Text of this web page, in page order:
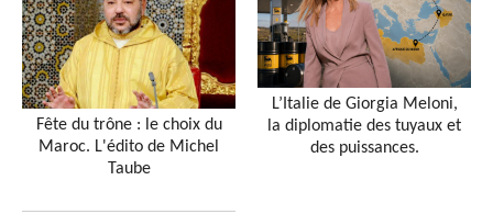
Fête du trône : le choix du
Maroc. L'édito de Michel
Taube
L’Italie de Giorgia Meloni,
la diplomatie des tuyaux et
des puissances.